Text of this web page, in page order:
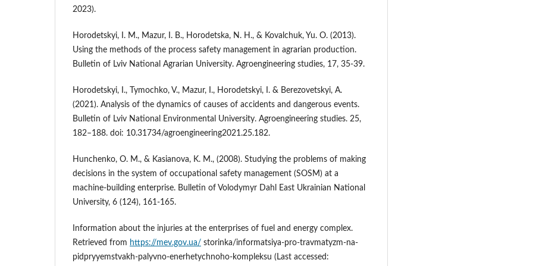
2023).
Horodetskyi, I. M., Mazur, I. B., Horodetska, N. H., & Kovalchuk, Yu. O. (2013).
Using the methods of the process safety management in agrarian production.
Bulletin of Lviv National Agrarian University. Agroengineering studies, 17, 35-39.
Horodetskyi, I., Tymochko, V., Mazur, I., Horodetskyi, I. & Berezovetskyi, A.
(2021). Analysis of the dynamics of causes of accidents and dangerous events.
Bulletin of Lviv National Environmental University. Agroengineering studies. 25,
182–188. doi: 10.31734/agroengineering2021.25.182.
Hunchenko, O. M., & Kasianova, K. M., (2008). Studying the problems of making
decisions in the system of occupational safety management (SOSM) at a
machine-building enterprise. Bulletin of Volodymyr Dahl East Ukrainian National
University, 6 (124), 161-165.
Information about the injuries at the enterprises of fuel and energy complex.
Retrieved from https://mev.gov.ua/ storinka/informatsiya-pro-travmatyzm-na-
pidpryyemstvakh-palyvno-enerhetychnoho-kompleksu (Last accessed: